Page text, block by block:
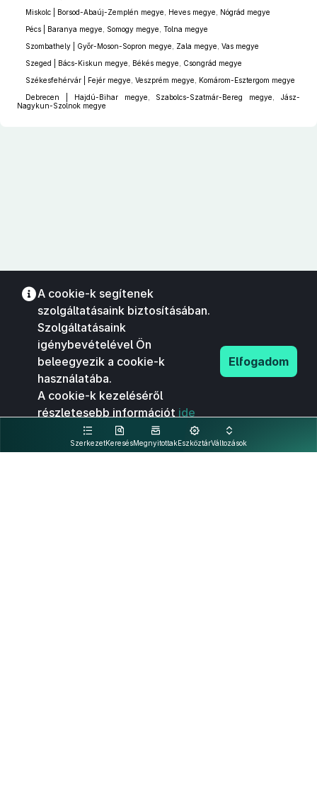
Miskolc | Borsod-Abaúj-Zemplén megye, Heves megye, Nógrád megye
Pécs | Baranya megye, Somogy megye, Tolna megye
Szombathely | Győr-Moson-Sopron megye, Zala megye, Vas megye
Szeged | Bács-Kiskun megye, Békés megye, Csongrád megye
Székesfehérvár | Fejér megye, Veszprém megye, Komárom-Esztergom megye
Debrecen | Hajdú-Bihar megye, Szabolcs-Szatmár-Bereg megye, Jász-
Nagykun-Szolnok megye
SzerkezetKeresésMegnyitottakEszköztárVáltozások
A cookie-k segítenek
szolgáltatásaink biztosításában.
Szolgáltatásaink
igénybevételével Ön
beleegyezik a cookie-k
használatába.
A cookie-k kezeléséről
részletesebb információt ide
kattintva olvashat.
Elfogadom